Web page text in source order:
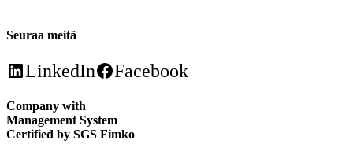
Seuraa meitä
LinkedIn Facebook
Company with
Management System
Certified by SGS Fimko